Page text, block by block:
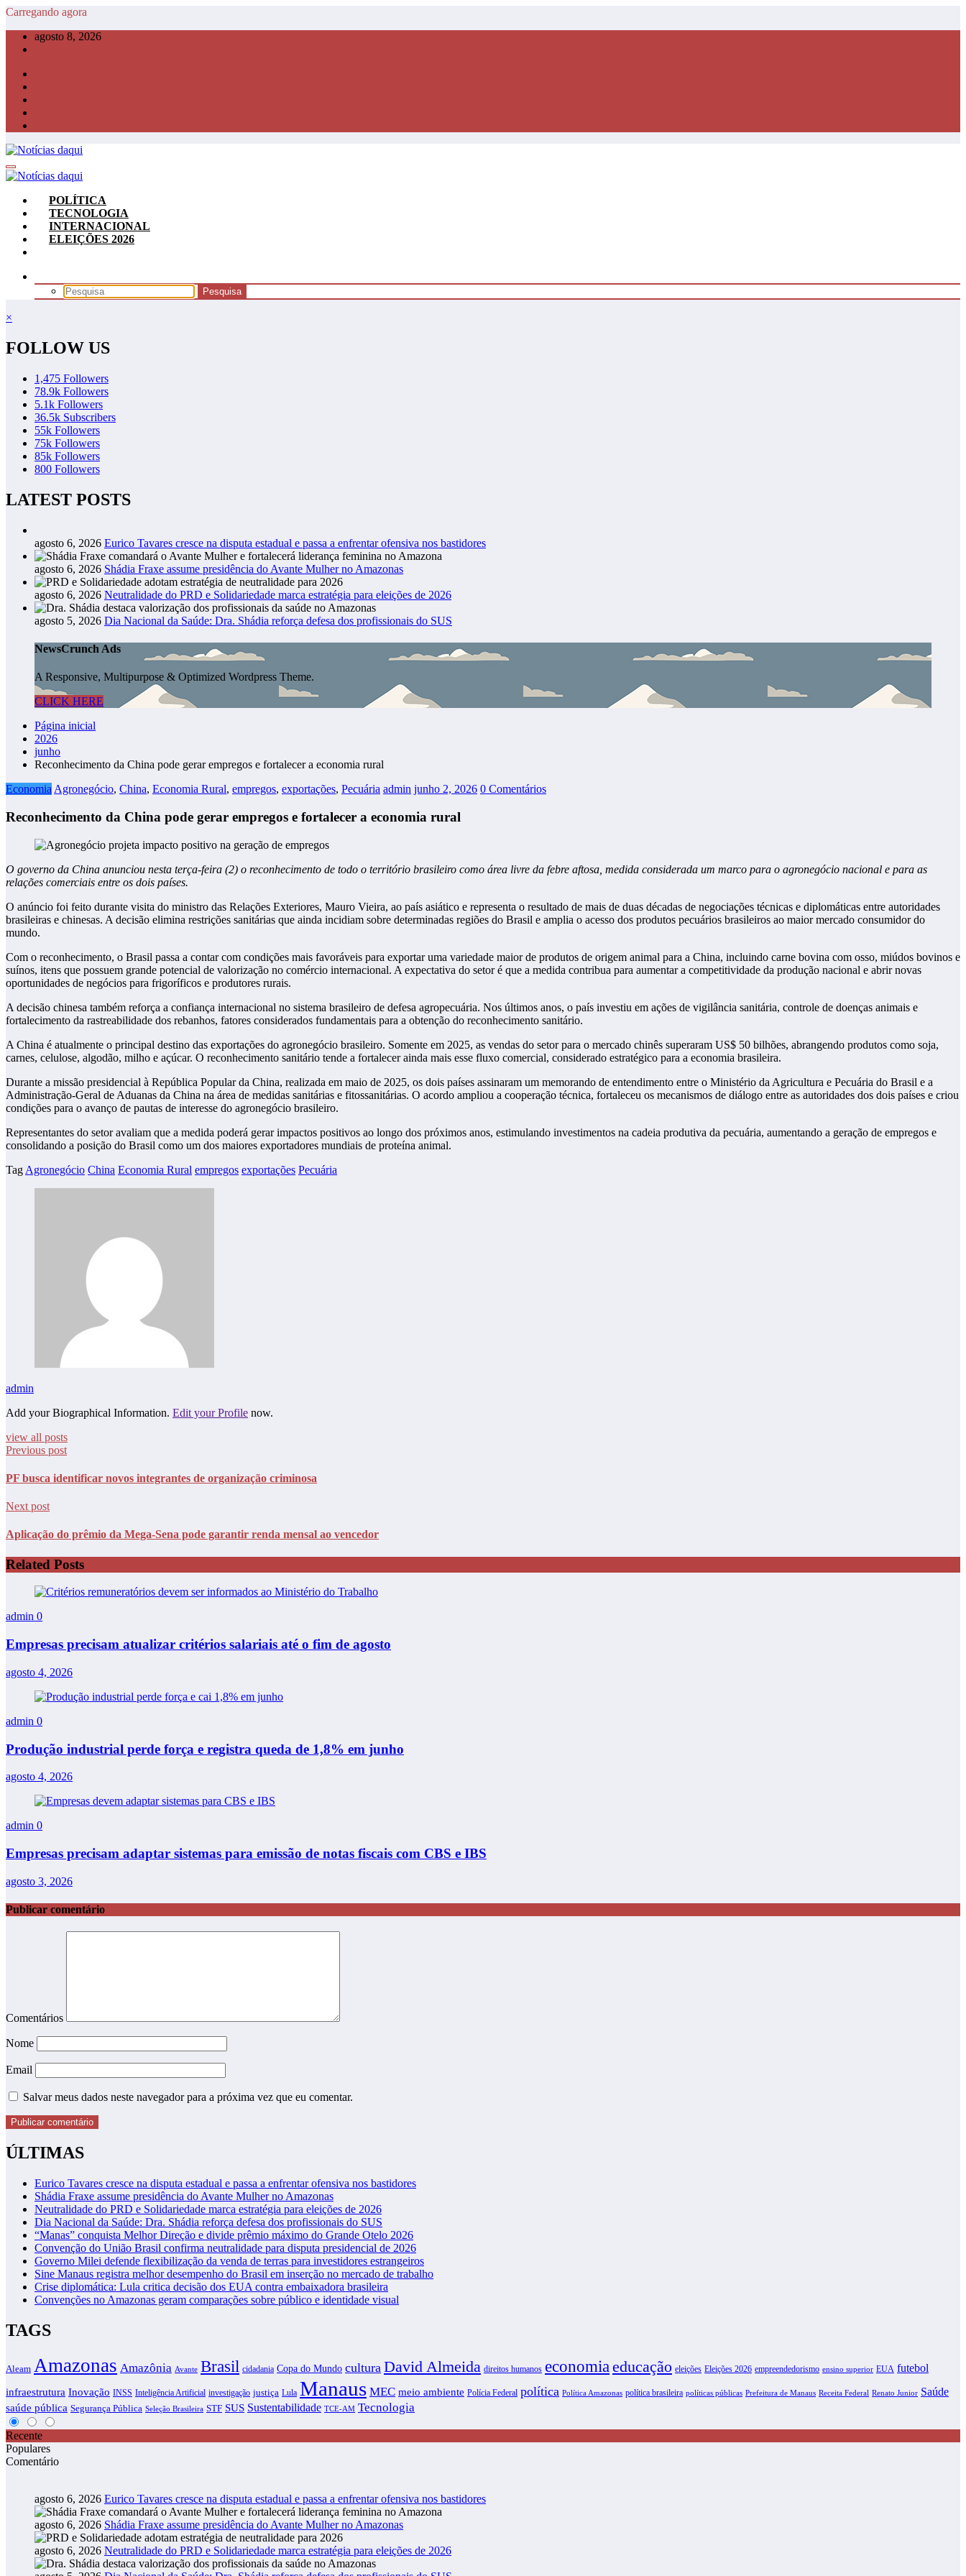
Pular
conteúdo
Carregando agora
agosto 8, 2026
POLÍTICA
TECNOLOGIA
INTERNACIONAL
ELEIÇÕES 2026
×
FOLLOW US
1,475 Followers
78.9k Followers
5.1k Followers
36.5k Subscribers
55k Followers
75k Followers
85k Followers
800 Followers
LATEST POSTS
agosto 6, 2026 Eurico Tavares cresce na disputa estadual e passa a enfrentar ofensiva nos bastidores
agosto 6, 2026 Shádia Fraxe assume presidência do Avante Mulher no Amazonas
agosto 6, 2026 Neutralidade do PRD e Solidariedade marca estratégia para eleições de 2026
agosto 5, 2026 Dia Nacional da Saúde: Dra. Shádia reforça defesa dos profissionais do SUS
NewsCrunch Ads
A Responsive, Multipurpose & Optimized Wordpress Theme.
CLICK HERE
Página inicial
2026
junho
Reconhecimento da China pode gerar empregos e fortalecer a economia rural
Economia Agronegócio, China, Economia Rural, empregos, exportações, Pecuária admin junho 2, 2026 0 Comentários
Reconhecimento da China pode gerar empregos e fortalecer a economia rural
O governo da China anunciou nesta terça-feira (2) o reconhecimento de todo o território brasileiro como área livre da febre aftosa, medida considerada um marco para o agronegócio nacional e para as
relações comerciais entre os dois países.
O anúncio foi feito durante visita do ministro das Relações Exteriores, Mauro Vieira, ao país asiático e representa o resultado de mais de duas décadas de negociações técnicas e diplomáticas entre autoridades
brasileiras e chinesas. A decisão elimina restrições sanitárias que ainda incidiam sobre determinadas regiões do Brasil e amplia o acesso dos produtos pecuários brasileiros ao maior mercado consumidor do
mundo.
Com o reconhecimento, o Brasil passa a contar com condições mais favoráveis para exportar uma variedade maior de produtos de origem animal para a China, incluindo carne bovina com osso, miúdos bovinos e
suínos, itens que possuem grande potencial de valorização no comércio internacional. A expectativa do setor é que a medida contribua para aumentar a competitividade da produção nacional e abrir novas
oportunidades de negócios para frigoríficos e produtores rurais.
A decisão chinesa também reforça a confiança internacional no sistema brasileiro de defesa agropecuária. Nos últimos anos, o país investiu em ações de vigilância sanitária, controle de doenças animais e
fortalecimento da rastreabilidade dos rebanhos, fatores considerados fundamentais para a obtenção do reconhecimento sanitário.
A China é atualmente o principal destino das exportações do agronegócio brasileiro. Somente em 2025, as vendas do setor para o mercado chinês superaram US$ 50 bilhões, abrangendo produtos como soja,
carnes, celulose, algodão, milho e açúcar. O reconhecimento sanitário tende a fortalecer ainda mais esse fluxo comercial, considerado estratégico para a economia brasileira.
Durante a missão presidencial à República Popular da China, realizada em maio de 2025, os dois países assinaram um memorando de entendimento entre o Ministério da Agricultura e Pecuária do Brasil e a
Administração-Geral de Aduanas da China na área de medidas sanitárias e fitossanitárias. O acordo ampliou a cooperação técnica, fortaleceu os mecanismos de diálogo entre as autoridades dos dois países e criou
condições para o avanço de pautas de interesse do agronegócio brasileiro.
Representantes do setor avaliam que a medida poderá gerar impactos positivos ao longo dos próximos anos, estimulando investimentos na cadeia produtiva da pecuária, aumentando a geração de empregos e
consolidando a posição do Brasil como um dos maiores exportadores mundiais de proteína animal.
Tag Agronegócio China Economia Rural empregos exportações Pecuária
admin
Add your Biographical Information. Edit your Profile now.
view all posts
Previous post
PF busca identificar novos integrantes de organização criminosa
Next post
Aplicação do prêmio da Mega-Sena pode garantir renda mensal ao vencedor
Related Posts
admin 0
Empresas precisam atualizar critérios salariais até o fim de agosto
agosto 4, 2026
admin 0
Produção industrial perde força e registra queda de 1,8% em junho
agosto 4, 2026
admin 0
Empresas precisam adaptar sistemas para emissão de notas fiscais com CBS e IBS
agosto 3, 2026
Publicar comentário
Comentários
Nome
Email
Salvar meus dados neste navegador para a próxima vez que eu comentar.
ÚLTIMAS
Eurico Tavares cresce na disputa estadual e passa a enfrentar ofensiva nos bastidores
Shádia Fraxe assume presidência do Avante Mulher no Amazonas
Neutralidade do PRD e Solidariedade marca estratégia para eleições de 2026
Dia Nacional da Saúde: Dra. Shádia reforça defesa dos profissionais do SUS
“Manas” conquista Melhor Direção e divide prêmio máximo do Grande Otelo 2026
Convenção do União Brasil confirma neutralidade para disputa presidencial de 2026
Governo Milei defende flexibilização da venda de terras para investidores estrangeiros
Sine Manaus registra melhor desempenho do Brasil em inserção no mercado de trabalho
Crise diplomática: Lula critica decisão dos EUA contra embaixadora brasileira
Convenções no Amazonas geram comparações sobre público e identidade visual
TAGS
Aleam Amazonas Amazônia Avante Brasil cidadania Copa do Mundo cultura David Almeida direitos humanos economia educação eleições Eleições 2026 empreendedorismo ensino superior EUA futebol
infraestrutura Inovação INSS Inteligência Artificial investigação justiça Lula Manaus MEC meio ambiente Polícia Federal política Política Amazonas política brasileira políticas públicas Prefeitura de Manaus Receita Federal Renato Junior Saúde
saúde pública Segurança Pública Seleção Brasileira STF SUS Sustentabilidade TCE-AM Tecnologia
Recente
Populares
Comentário
agosto 6, 2026 Eurico Tavares cresce na disputa estadual e passa a enfrentar ofensiva nos bastidores
agosto 6, 2026 Shádia Fraxe assume presidência do Avante Mulher no Amazonas
agosto 6, 2026 Neutralidade do PRD e Solidariedade marca estratégia para eleições de 2026